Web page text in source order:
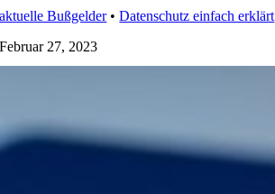
aktuelle Bußgelder•Datenschutz einfach erklärt
Februar 27, 2023